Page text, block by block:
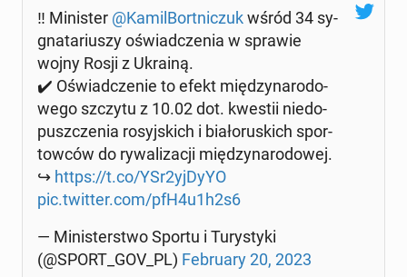
‼️ Mi­ni­ster @Ka­mil­Bort­ni­czukwśród 34 sy­
gna­ta­riu­szy oświad­cze­nia w sprawie
wojny Rosji z Ukrainą.
✔️ Oświad­cze­nie to efekt mię­dzy­na­ro­do­
we­go szczytu z 10.02 dot. kwestii nie­do­
pusz­cze­nia ro­syj­skich i bia­ło­ru­skich spor­
tow­ców do ry­wa­li­za­cji mię­dzy­na­ro­do­wej.
↪️ https://t.co/YSr2yjDyYO
pic.twitter.com/pfH4u1h2s6
— Mi­ni­ster­stwo Sportu i Tu­ry­sty­ki
(@SPORT_GOV_PL) Fe­bru­ary 20, 2023